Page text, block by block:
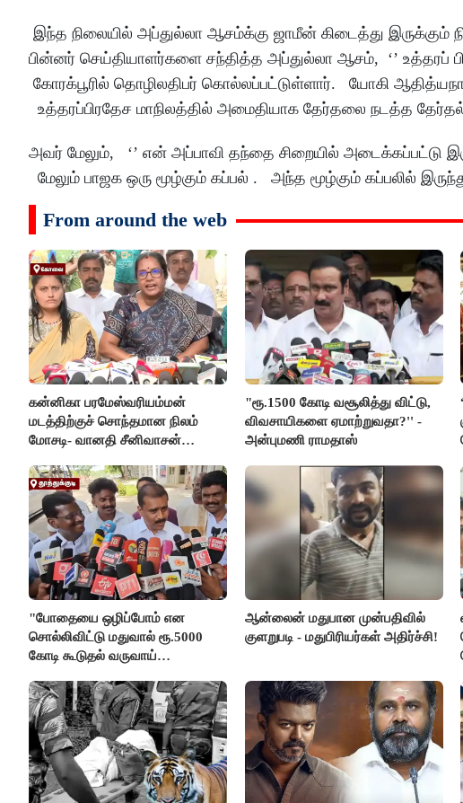
இந்த நிலையில் அப்துல்லா ஆசம்க்கு ஜாமீன் கிடைத்து இருக்கும்
பின்னர் செய்தியாளர்களை சந்தித்த அப்துல்லா ஆசம், ‘’ உத்தரப்
கோரக்பூரில் தொழிலதிபர் கொல்லப்பட்டுள்ளார். யோகி
உத்தரப்பிரதேச மாநிலத்தில் அமைதியாக தேர்தலை நடத்த
அவர் மேலும், ‘’ என் அப்பாவி தந்தை சிறையில் அடைக்கப்பட்டு
மேலும் பாஜக ஒரு மூழ்கும் கப்பல் . அந்த மூழ்கும் கப்பலில்
From around the web
கன்னிகா பரமேஸ்வரியம்மன்
மடத்திற்குச் சொந்தமான நிலம்
மோசடி- வானதி சீனிவாசன்
"ரூ.1500 கோடி வசூலித்து விட்டு,
விவசாயிகளை ஏமாற்றுவதா?'' -
அன்புமணி ராமதாஸ்
"போதையை ஒழிப்போம் என
சொல்லிவிட்டு மதுவால் ரூ.5000
கோடி கூடுதல் வருவாய்
மார்க்கண்டேயன்
ஆன்லைன் மதுபான முன்பதிவில்
குளறுபடி - மதுபிரியர்கள் அதிர்ச்சி!